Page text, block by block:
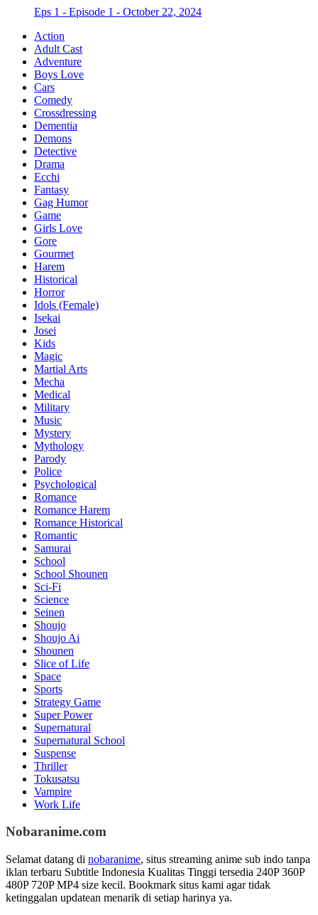
Eps 1 - Episode 1 - October 22, 2024
Action
Adult Cast
Adventure
Boys Love
Cars
Comedy
Crossdressing
Dementia
Demons
Detective
Drama
Ecchi
Fantasy
Gag Humor
Game
Girls Love
Gore
Gourmet
Harem
Historical
Horror
Idols (Female)
Isekai
Josei
Kids
Magic
Martial Arts
Mecha
Medical
Military
Music
Mystery
Mythology
Parody
Police
Psychological
Romance
Romance Harem
Romance Historical
Romantic
Samurai
School
School Shounen
Sci-Fi
Science
Seinen
Shoujo
Shoujo Ai
Shounen
Slice of Life
Space
Sports
Strategy Game
Super Power
Supernatural
Supernatural School
Suspense
Thriller
Tokusatsu
Vampire
Work Life
Nobaranime.com
Selamat datang di nobaranime, situs streaming anime sub indo tanpa
iklan terbaru Subtitle Indonesia Kualitas Tinggi tersedia 240P 360P
480P 720P MP4 size kecil. Bookmark situs kami agar tidak
ketinggalan updatean menarik di setiap harinya ya.